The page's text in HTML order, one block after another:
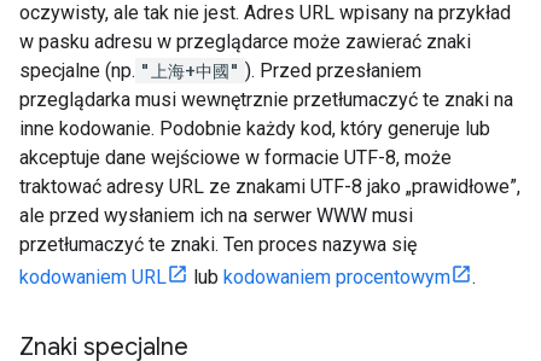
oczywisty, ale tak nie jest. Adres URL wpisany na przykład
w pasku adresu w przeglądarce może zawierać znaki
specjalne (np. "上海+中國" ). Przed przesłaniem
przeglądarka musi wewnętrznie przetłumaczyć te znaki na
inne kodowanie. Podobnie każdy kod, który generuje lub
akceptuje dane wejściowe w formacie UTF-8, może
traktować adresy URL ze znakami UTF-8 jako „prawidłowe”,
ale przed wysłaniem ich na serwer WWW musi
przetłumaczyć te znaki. Ten proces nazywa się
kodowaniem URL
lub kodowaniem procentowym .
Znaki specjalne